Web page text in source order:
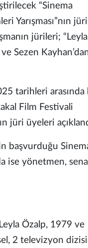
“Sinema
Yarışması”nın jüri
jürileri; “Leyla
Sezen
tarihleri arasında
Film Festivali
jüri üyeleri
başvurduğu
ise yönetmen,
Özalp, 1979 ve
2 televizyon